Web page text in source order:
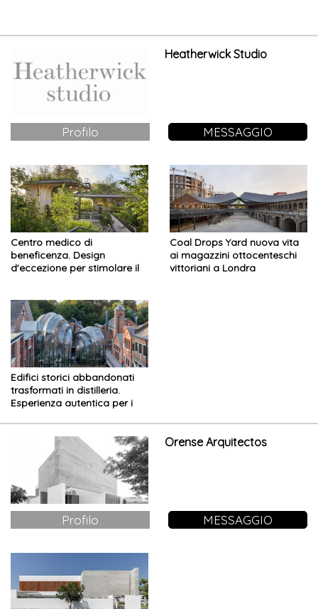
Heatherwick Studio
Profilo MESSAGGIO
Centro medico di
beneficenza. Design
d'eccezione per stimolare il
Coal Drops Yard nuova vita
ai magazzini ottocenteschi
vittoriani a Londra
Edifici storici abbandonati
trasformati in distilleria.
Esperienza autentica per i
Orense Arquitectos
Profilo MESSAGGIO